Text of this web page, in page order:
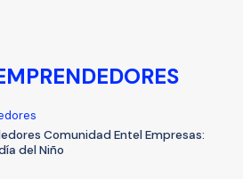
Comunidad Entel Empresas:
del Niño